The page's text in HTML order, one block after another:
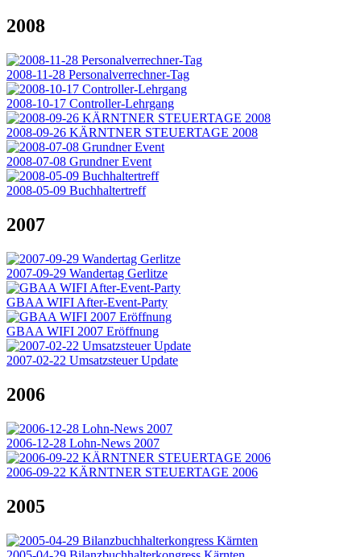
2008
2008-11-28 Personalverrechner-Tag
2008-10-17 Controller-Lehrgang
2008-09-26 KÄRNTNER STEUERTAGE 2008
2008-07-08 Grundner Event
2008-05-09 Buchhaltertreff
2007
2007-09-29 Wandertag Gerlitze
GBAA WIFI After-Event-Party
GBAA WIFI 2007 Eröffnung
2007-02-22 Umsatzsteuer Update
2006
2006-12-28 Lohn-News 2007
2006-09-22 KÄRNTNER STEUERTAGE 2006
2005